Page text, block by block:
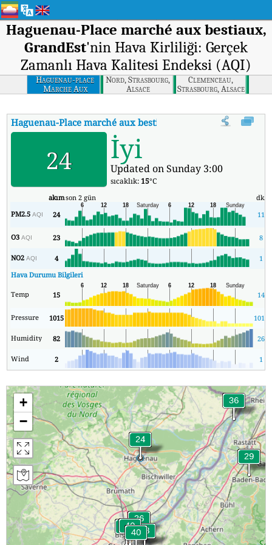
Haguenau-Place marché aux bestiaux,
GrandEst'nin Hava Kirliliği: Gerçek
Zamanlı Hava Kalitesi Endeksi (AQI)
Haguenau-place
Marche Aux
Bestiaux, Grandest
Nord, Strasbourg,
Alsace
Clemenceau,
Strasbourg, Alsace
Haguenau-Place marché aux bestiaux, GrandEst 'nin AQI'si
24 İyi
Updated on Sunday 3:00
sıcaklık: 15°C
akımson 2 gün dk.
PM2.5AQI 24 11
O3AQI 23 8
NO2AQI 4
1
Hava Durumu Bilgileri
Temp 15 14
Pressure 1015 1015
Humidity 82 26
Wind 2 1
+
−